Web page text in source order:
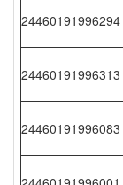
24460191996294
24460191996313
24460191996083